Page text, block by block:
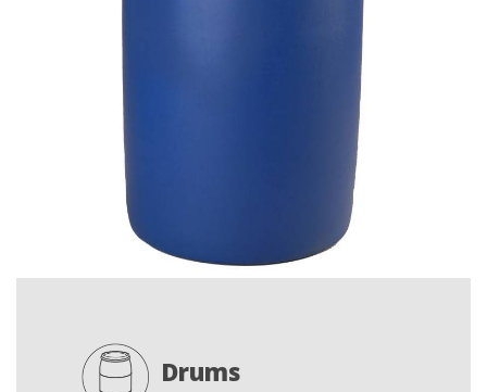
Drums